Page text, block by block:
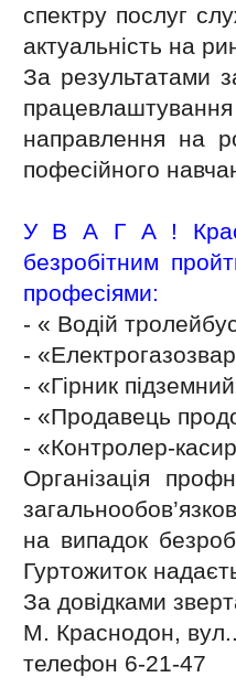
спектру послуг
актуальність на
За результатами
направлення на
пофесійного
У В А Г А !
безробітним
професіями:
- « Водій
-
- «Гірник
- «Продавець
- «Контролер-
Організація
на випадок
Гуртожиток
За довідками
М. Краснодон,
телефон 6-21-47